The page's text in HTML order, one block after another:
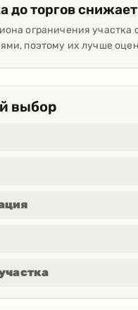
до торгов
ограничения участка
поэтому их лучше
выбор